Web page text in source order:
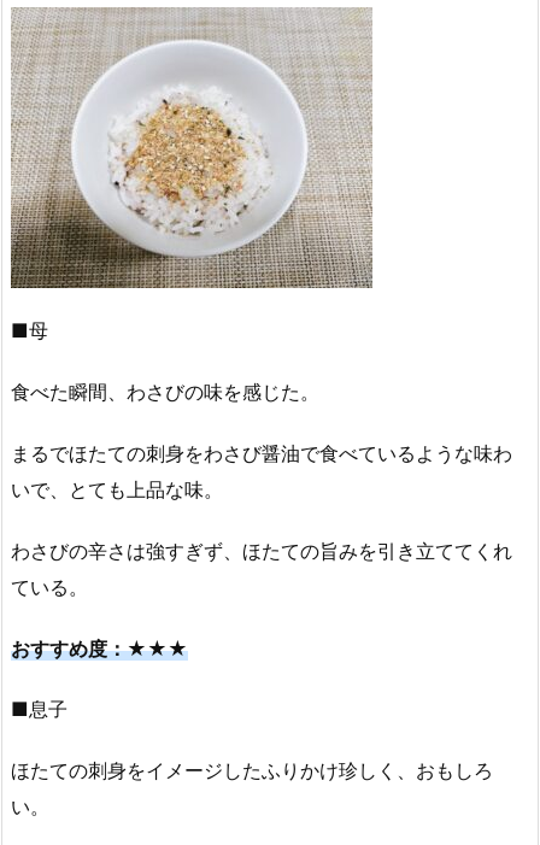
■母
食べた瞬間、わさびの味を感じた。
まるでほたての刺身をわさび醤油で食べているような味わ
いで、とても上品な味。
わさびの辛さは強すぎず、ほたての旨みを引き立ててくれ
ている。
おすすめ度：★★★
■息子
ほたての刺身をイメージしたふりかけ珍しく、おもしろ
い。